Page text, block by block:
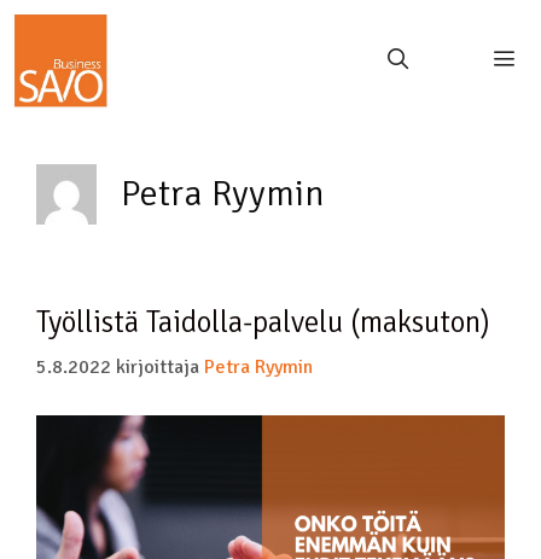
Petra Ryymin
Työllistä Taidolla-palvelu (maksuton)
5.8.2022 kirjoittaja Petra Ryymin